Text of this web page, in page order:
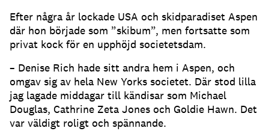
Efter några år lockade USA och skidparadiset Aspen
där hon började som ”skibum”, men fortsatte som
privat kock för en upphöjd societetsdam.
– Denise Rich hade sitt andra hem i Aspen, och
omgav sig av hela New Yorks societet. Där stod lilla
jag lagade middagar till kändisar som Michael
Douglas, Cathrine Zeta Jones och Goldie Hawn. Det
var väldigt roligt och spännande.